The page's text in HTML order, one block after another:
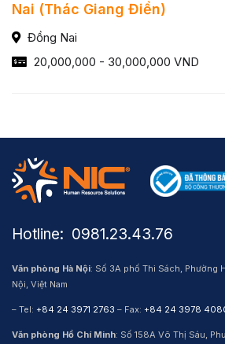
Nai (Thác Giang Điền)
Đồng Nai
20,000,000 - 30,000,000 VND
Hotline: ​ 0981.23.43.76
Văn phòng Hà Nội: Số 3A phố Thi Sách, Phường
Nội, Việt Nam
– Tel: +84 24 3971 2763 – Fax: +84 24 3978
Văn phòng Hồ Chí Minh: Số 158A Võ Thị Sáu,